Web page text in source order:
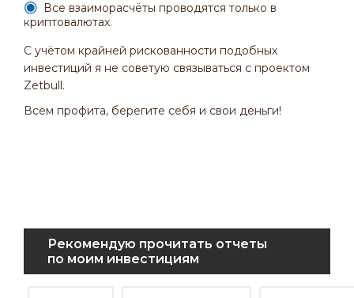
Все взаиморасчёты проводятся только в
криптовалютах.
С учётом крайней рискованности подобных
инвестиций я не советую связываться с проектом
Zetbull.
Всем профита, берегите себя и свои деньги!
Рекомендую прочитать отчеты
по моим инвестициям